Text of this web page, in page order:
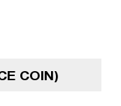
COIN)